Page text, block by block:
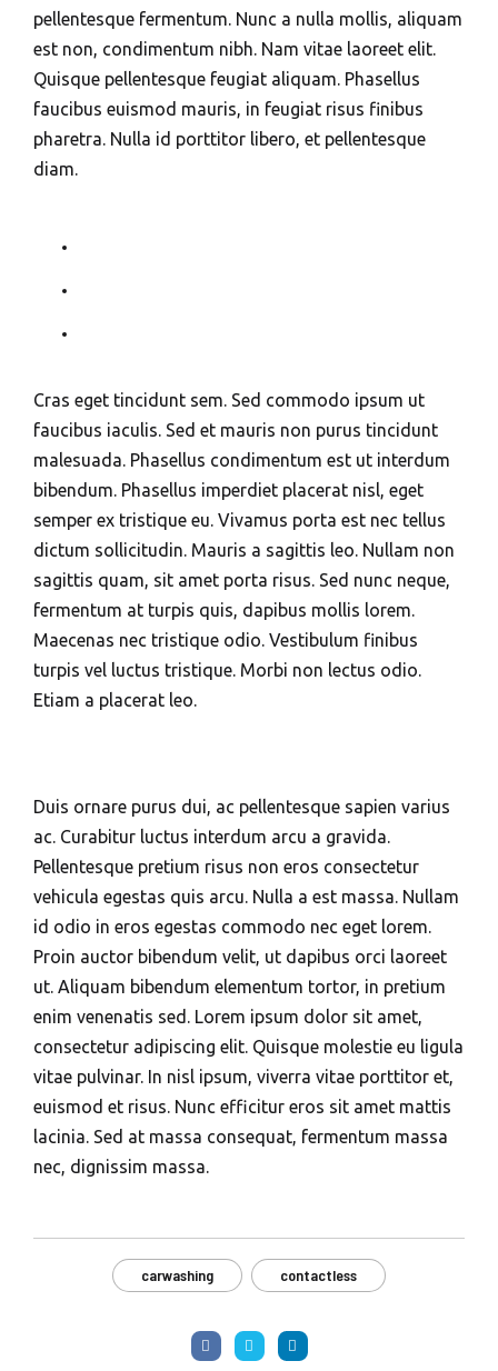
pellentesque fermentum. Nunc a nulla mollis, aliquam
est non, condimentum nibh. Nam vitae laoreet elit.
Quisque pellentesque feugiat aliquam. Phasellus
faucibus euismod mauris, in feugiat risus finibus
pharetra. Nulla id porttitor libero, et pellentesque
diam.
Cras eget tincidunt sem. Sed commodo ipsum ut
faucibus iaculis. Sed et mauris non purus tincidunt
malesuada. Phasellus condimentum est ut interdum
bibendum. Phasellus imperdiet placerat nisl, eget
semper ex tristique eu. Vivamus porta est nec tellus
dictum sollicitudin. Mauris a sagittis leo. Nullam non
sagittis quam, sit amet porta risus. Sed nunc neque,
fermentum at turpis quis, dapibus mollis lorem.
Maecenas nec tristique odio. Vestibulum finibus
turpis vel luctus tristique. Morbi non lectus odio.
Etiam a placerat leo.
Duis ornare purus dui, ac pellentesque sapien varius
ac. Curabitur luctus interdum arcu a gravida.
Pellentesque pretium risus non eros consectetur
vehicula egestas quis arcu. Nulla a est massa. Nullam
id odio in eros egestas commodo nec eget lorem.
Proin auctor bibendum velit, ut dapibus orci laoreet
ut. Aliquam bibendum elementum tortor, in pretium
enim venenatis sed. Lorem ipsum dolor sit amet,
consectetur adipiscing elit. Quisque molestie eu ligula
vitae pulvinar. In nisl ipsum, viverra vitae porttitor et,
euismod et risus. Nunc efficitur eros sit amet mattis
lacinia. Sed at massa consequat, fermentum massa
nec, dignissim massa.
carwashing contactless